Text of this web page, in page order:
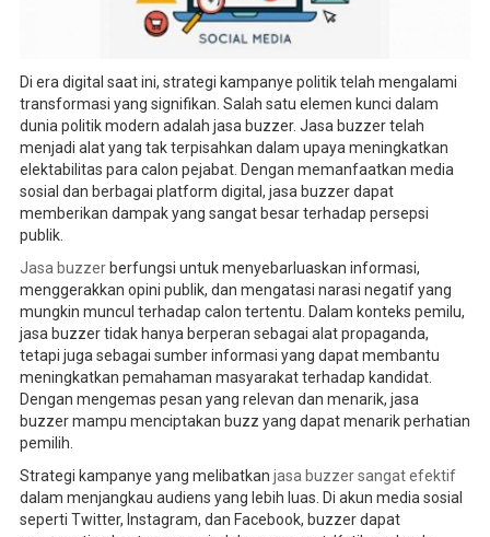
Di era digital saat ini, strategi kampanye politik telah mengalami
transformasi yang signifikan. Salah satu elemen kunci dalam
dunia politik modern adalah jasa buzzer. Jasa buzzer telah
menjadi alat yang tak terpisahkan dalam upaya meningkatkan
elektabilitas para calon pejabat. Dengan memanfaatkan media
sosial dan berbagai platform digital, jasa buzzer dapat
memberikan dampak yang sangat besar terhadap persepsi
publik.
Jasa buzzerberfungsi untuk menyebarluaskan informasi,
menggerakkan opini publik, dan mengatasi narasi negatif yang
mungkin muncul terhadap calon tertentu. Dalam konteks pemilu,
jasa buzzer tidak hanya berperan sebagai alat propaganda,
tetapi juga sebagai sumber informasi yang dapat membantu
meningkatkan pemahaman masyarakat terhadap kandidat.
Dengan mengemas pesan yang relevan dan menarik, jasa
buzzer mampu menciptakan buzz yang dapat menarik perhatian
pemilih.
Strategi kampanye yang melibatkan jasa buzzer sangat efektif
dalam menjangkau audiens yang lebih luas. Di akun media sosial
seperti Twitter, Instagram, dan Facebook, buzzer dapat